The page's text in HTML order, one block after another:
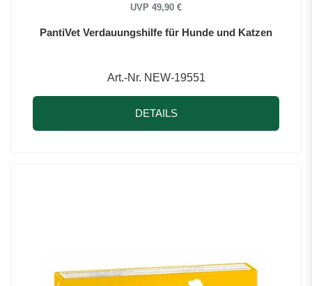
UVP 49,90 €
PantiVet Verdauungshilfe für Hunde und Katzen
Art.-Nr. NEW-19551
DETAILS